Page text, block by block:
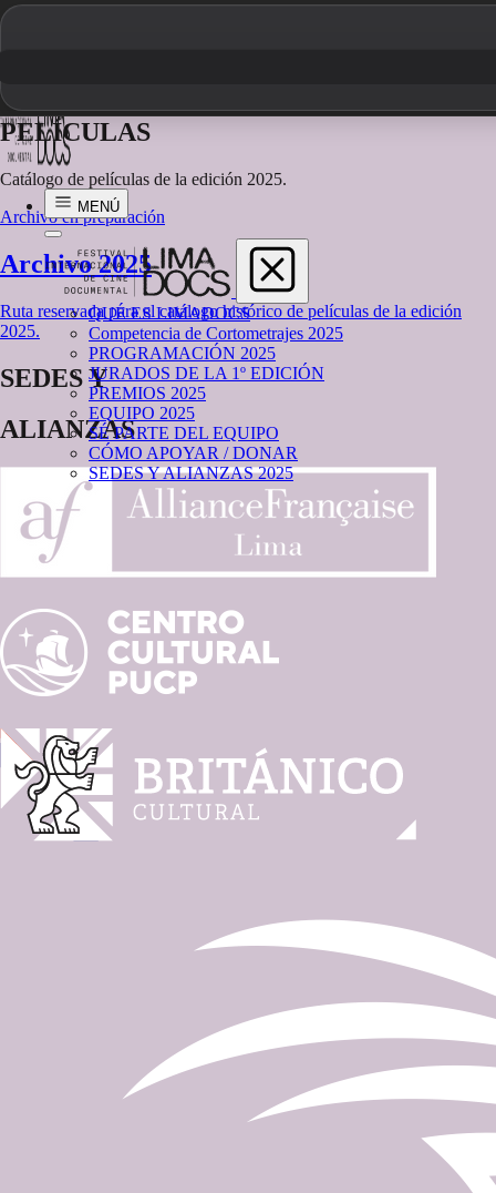
MENÚ
QUÉ ES LIMADOCS
Competencia de Cortometrajes 2025
PROGRAMACIÓN 2025
JURADOS DE LA 1º EDICIÓN
PREMIOS 2025
EQUIPO 2025
SÉ PARTE DEL EQUIPO
CÓMO APOYAR / DONAR
SEDES Y ALIANZAS 2025
PELÍCULAS
Catálogo de películas de la edición 2025.
Archivo en preparación
Archivo 2025
Ruta reservada para el catálogo histórico de películas de la edición
2025.
SEDES Y
ALIANZAS